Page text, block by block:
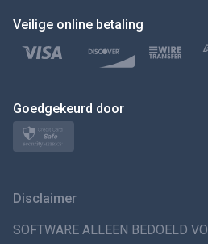
Türkçe
Polski
日本
VERSPREIDINGทย
Veilige online betaling
Goedgekeurd door
Disclaimer
SOFTWARE ALLEEN BEDOELD